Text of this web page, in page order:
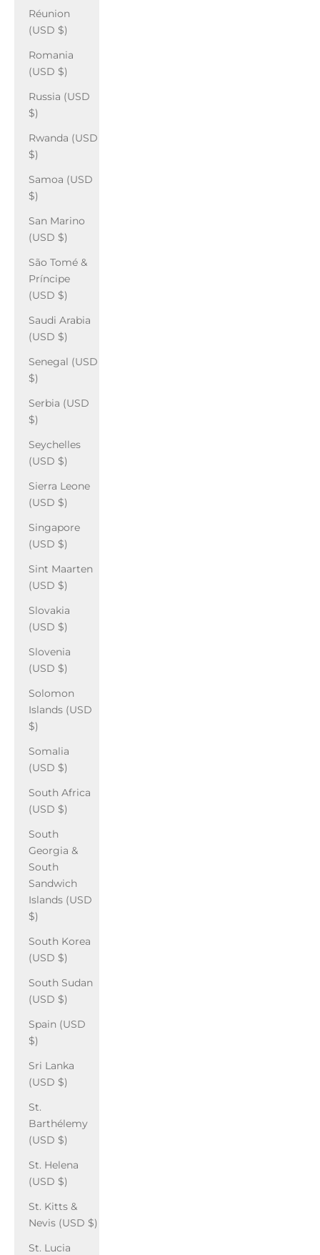
Réunion
(USD $)
Romania
(USD $)
Russia (USD
$)
Rwanda (USD
$)
Samoa (USD
$)
San Marino
(USD $)
São Tomé &
Príncipe
(USD $)
Saudi Arabia
(USD $)
Senegal (USD
$)
Serbia (USD
$)
Seychelles
(USD $)
Sierra Leone
(USD $)
Singapore
(USD $)
Sint Maarten
(USD $)
Slovakia
(USD $)
Slovenia
(USD $)
Solomon
Islands (USD
$)
Somalia
(USD $)
South Africa
(USD $)
South
Georgia &
South
Sandwich
Islands (USD
$)
South Korea
(USD $)
South Sudan
(USD $)
Spain (USD
$)
Sri Lanka
(USD $)
St.
Barthélemy
(USD $)
St. Helena
(USD $)
St. Kitts &
Nevis (USD $)
St. Lucia